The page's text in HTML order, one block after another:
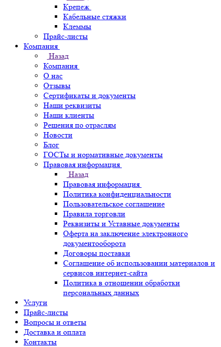
Крепеж
Кабельные стяжки
Клеммы
Прайс-листы
Компания
Назад
Компания
О нас
Отзывы
Сертификаты и документы
Наши реквизиты
Наши клиенты
Решения по отраслям
Новости
Блог
ГОСТы и нормативные документы
Правовая информация
Назад
Правовая информация
Политика конфиденциальности
Пользовательское соглашение
Правила торговли
Реквизиты и Уставные документы
Оферта на заключение электронного
документооборота
Договоры поставки
Соглашение об использовании материалов и
сервисов интернет-сайта
Политика в отношении обработки
персональных данных
Услуги
Прайс-листы
Вопросы и ответы
Доставка и оплата
Контакты